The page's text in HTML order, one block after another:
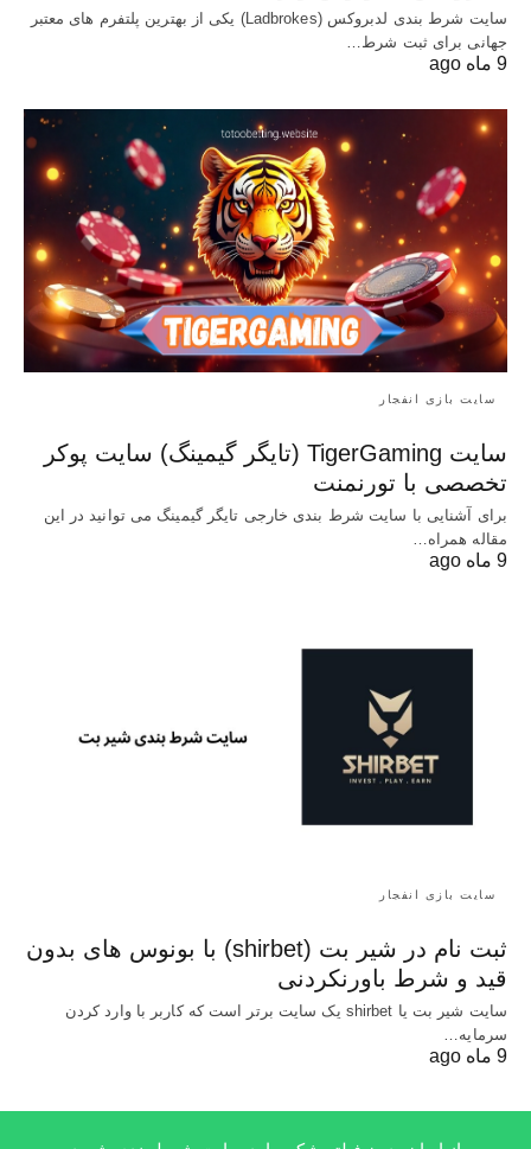
سایت شرط بندی لدبروکس (Ladbrokes) یکی از بهترین پلتفرم های معتبر
جهانی برای ثبت شرط…
9 ماه ago
سایت بازی انفجار
سایت TigerGaming (تایگر گیمینگ) سایت پوکر
تخصصی با تورنمنت
برای آشنایی با سایت شرط بندی خارجی تایگر گیمینگ می توانید در این
مقاله همراه…
9 ماه ago
سایت بازی انفجار
ثبت نام در شیر بت (shirbet) با بونوس های بدون
قید و شرط باورنکردنی
سایت شیر بت یا shirbet یک سایت برتر است که کاربر با وارد کردن
سرمایه…
9 ماه ago